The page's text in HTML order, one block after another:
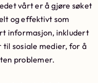
vårt er å gjøre søket
og effektivt som
informasjon, inkludert
til sosiale medier, for å
problemer.